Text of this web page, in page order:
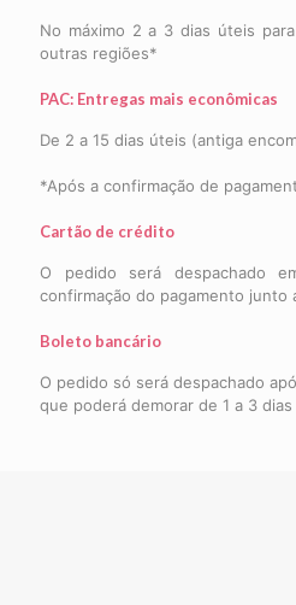
No máximo 2 a 3 dias úteis
outras regiões*
PAC: Entregas mais econômicas
De 2 a 15 dias úteis (antiga
*Após a confirmação de
Cartão de crédito
O pedido será despachado
confirmação do pagamento junto
Boleto bancário
O pedido só será despachado
que poderá demorar de 1 a 3 dias